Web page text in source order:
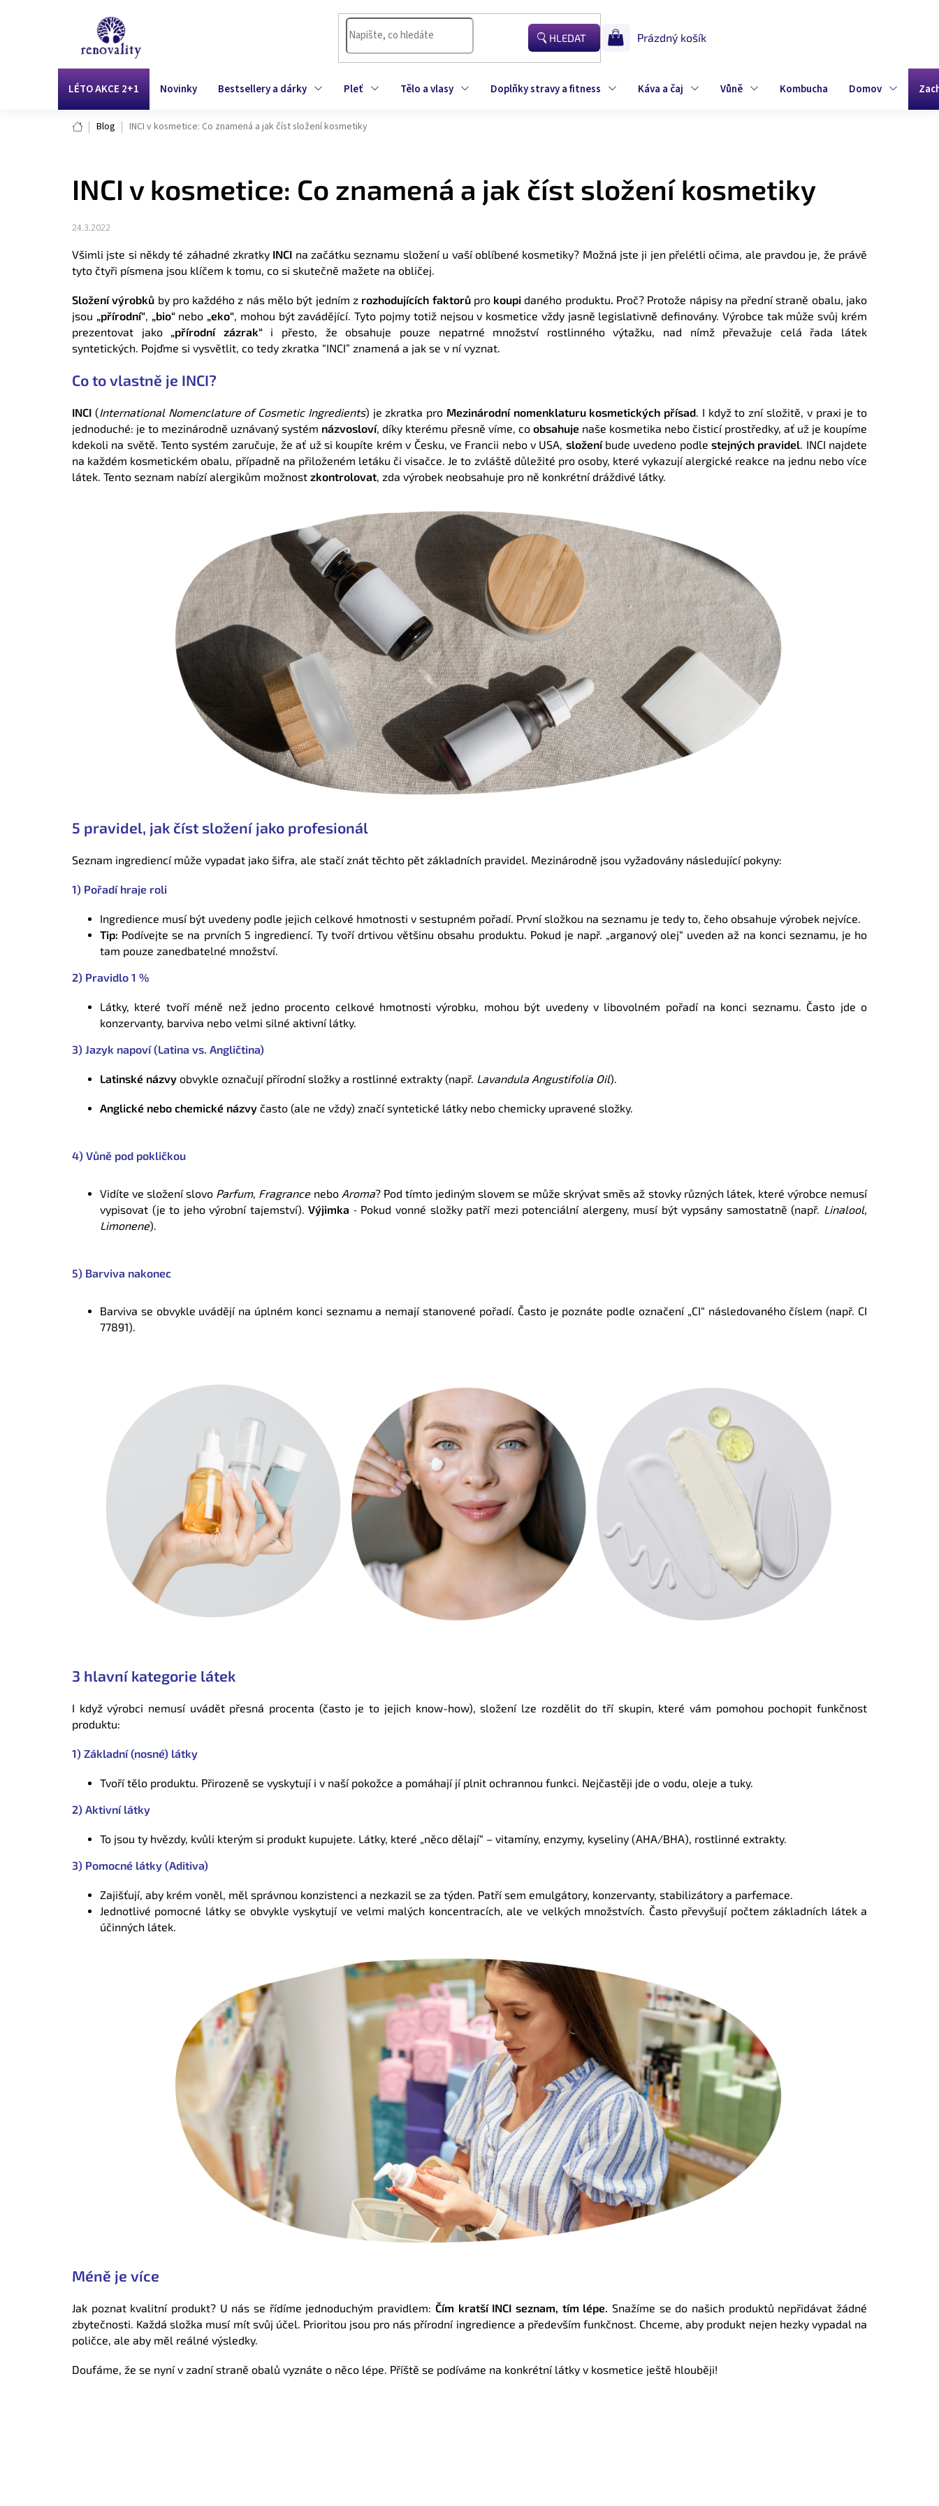
HLEDAT
NÁKUPNÍ
Prázdný košík
LÉTO AKCE 2+1 Novinky Bestsellery a dárky Pleť Tělo a vlasy Doplňky stravy a fitness Káva a čaj Vůně Kombucha Domov
DomůBlog INCI v kosmetice: Co znamená a jak číst složení kosmetiky
INCI v kosmetice: Co znamená a jak číst složení kosmetiky
24.3.2022
Všimli jste si někdy té záhadné zkratky INCI na začátku seznamu složení u vaší oblíbené kosmetiky? Možná jste ji jen přelétli očima, ale pravdou je, že právě
tyto čtyři písmena jsou klíčem k tomu, co si skutečně mažete na obličej.
Složení výrobků by pro každého z nás mělo být jedním zrozhodujících faktorů prokoupi daného produktu. Proč? Protože nápisy na přední straně obalu, jako
jsou
„přírodní“, „bio“nebo „eko“ , mohou být zavádějící. Tyto pojmy totiž nejsou v kosmetice vždy jasně legislativně definovány. Výrobce tak může svůj krém
prezentovat jako
„přírodní zázrak“i přesto, že obsahuje pouze nepatrné množství rostlinného výtažku, nad nímž převažuje celá řada látek
syntetických. Pojďme si vysvětlit, co tedy zkratka “INCI” znamená a jak se v ní vyznat.
Co to vlastně je INCI?
INCI (International Nomenclature of Cosmetic Ingredients) je zkratka pro Mezinárodní nomenklaturu kosmetických přísad . I když to zní složitě, v praxi je to
jednoduché: je to mezinárodně uznávaný systém názvosloví, díky kterému přesně víme, co obsahuje naše kosmetika nebo čisticí prostředky, ať už je koupíme
kdekoli na světě. Tento systém zaručuje, že ať už si koupíte krém v Česku, ve Francii nebo v USA, složeníbude uvedeno podle stejných pravidel
INCI najdete
na každém kosmetickém obalu, případně na přiloženém letáku či visačce. Je to zvláště důležité pro osoby, které vykazují alergické reakce na jednu nebo více
látek. Tento seznam nabízí alergikům možnost zkontrolovat , zda výrobek neobsahuje pro ně konkrétní dráždivé látky.
5 pravidel, jak číst složení jako profesionál
Seznam ingrediencí může vypadat jako šifra, ale stačí znát těchto pět základních pravidel. Mezinárodně jsou vyžadovány následující pokyny:
1) Pořadí hraje roli
Ingredience musí být uvedeny podle jejich celkové hmotnosti v sestupném pořadí. První složkou na seznamu je tedy to, čeho obsahuje výrobek nejvíce.
Tip: Podívejte se na prvních 5 ingrediencí. Ty tvoří drtivou většinu obsahu produktu. Pokud je např. „arganový olej“ uveden až na konci seznamu, je ho
tam pouze zanedbatelné množství.
2) Pravidlo 1 %
Látky, které tvoří méně než jedno procento celkové hmotnosti výrobku, mohou být uvedeny v libovolném pořadí na konci seznamu. Často jde o
konzervanty, barviva nebo velmi silné aktivní látky.
3) Jazyk napoví (Latina vs. Angličtina)
Latinské názvy obvykle označují přírodní složky a rostlinné extrakty (např. Lavandula Angustifolia Oil).
Anglické nebo chemické názvy často (ale ne vždy) značí syntetické látky nebo chemicky upravené složky.
4) Vůně pod pokličkou
Vidíte ve složení slovo Parfum, Fragrancenebo Aroma? Pod tímto jediným slovem se může skrývat směs až stovky různých látek, které výrobce nemusí
vypisovat (je to jeho výrobní tajemství).Výjimka - Pokud vonné složky patří mezi potenciální alergeny, musí být vypsány samostatně (např. Linalool,
Limonene).
5) Barviva nakonec
Barviva se obvykle uvádějí na úplném konci seznamu a nemají stanovené pořadí. Často je poznáte podle označení „CI“ následovaného číslem (např. CI
77891).
3 hlavní kategorie látek
I když výrobci nemusí uvádět přesná procenta (často je to jejich know-how), složení lze rozdělit do tří skupin, které vám pomohou pochopit funkčnost
produktu:
1) Základní (nosné) látky
Tvoří tělo produktu. Přirozeně se vyskytují i v naší pokožce a pomáhají jí plnit ochrannou funkci. Nejčastěji jde o vodu, oleje a tuky.
2) Aktivní látky
To jsou ty hvězdy, kvůli kterým si produkt kupujete. Látky, které „něco dělají“ – vitamíny, enzymy, kyseliny (AHA/BHA), rostlinné extrakty.
3) Pomocné látky (Aditiva)
Zajišťují, aby krém voněl, měl správnou konzistenci a nezkazil se za týden. Patří sem emulgátory, konzervanty, stabilizátory a parfemace.
Jednotlivé pomocné látky se obvykle vyskytují ve velmi malých koncentracích, ale ve velkých množstvích. Často převyšují počtem základních látek a
účinných látek.
Méně je více
Jak poznat kvalitní produkt? U nás se řídíme jednoduchým pravidlem: Čím kratší INCI seznam, tím lépe. Snažíme se do našich produktů nepřidávat žádné
zbytečnosti. Každá složka musí mít svůj účel. Prioritou jsou pro nás přírodní ingredience a především funkčnost. Chceme, aby produkt nejen hezky vypadal na
poličce, ale aby měl reálné výsledky.
Doufáme, že se nyní v zadní straně obalů vyznáte o něco lépe. Příště se podíváme na konkrétní látky v kosmetice ještě hlouběji!